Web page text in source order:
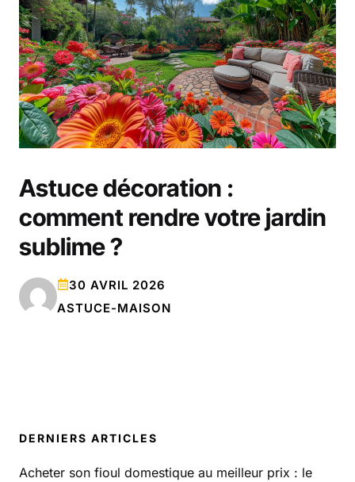
DERNIERS ARTICLES
Acheter son fioul domestique au meilleur prix : le
Astuce décoration :
comment rendre votre jardin
sublime ?
30 AVRIL 2026
ASTUCE-MAISON